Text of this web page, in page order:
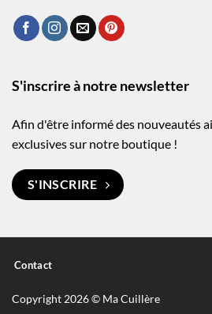
S'inscrire à notre newsletter
Afin d'être informé des nouveautés
exclusives sur notre boutique !
S'INSCRIRE
Contact
Copyright 2026 © Ma Cuillère